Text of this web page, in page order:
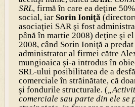
SRL, firmă în care ea deţine
social, iar Sorin Ioniţă
asociaţiei SAR şi fost
până în martie 2008) deţine şi
2008, când Sorin Ioniţă a predat
administrator al firmei către
mungioaica şi-a introdus în
SRL-ului posibilitatea de a
comerciale în străinătate, că
şi fondurile structurale. (
comerciale sau parte din ele se